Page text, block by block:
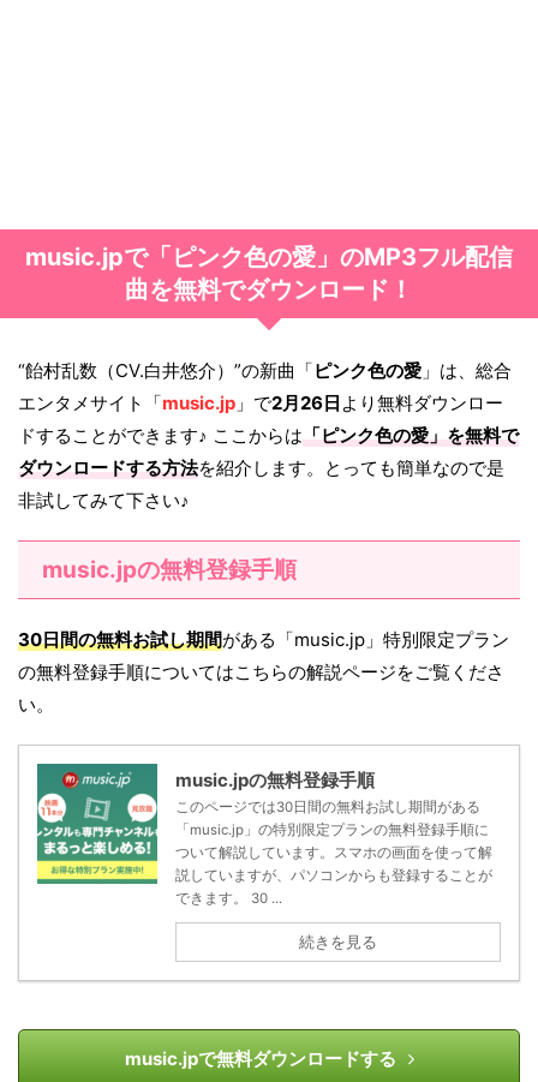
music.jpで「ピンク色の愛」のMP3フル配信
曲を無料でダウンロード！
“飴村乱数（CV.白井悠介）”の新曲「ピンク色の愛 」は、総合
エンタメサイト「music.jp 」で2月26日 より無料ダウンロー
ドすることができます♪ ここからは「ピンク色の愛」を無料で
ダウンロードする方法を紹介します。とっても簡単なので是
非試してみて下さい♪
music.jpの無料登録手順
30日間の無料お試し期間がある「music.jp」特別限定プラン
の無料登録手順についてはこちらの解説ページをご覧くださ
い。
music.jpの無料登録手順
このページでは30日間の無料お試し期間がある
「music.jp」の特別限定プランの無料登録手順に
ついて解説しています。スマホの画面を使って解
説していますが、パソコンからも登録することが
できます。 30 ...
続きを見る
music.jpで無料ダウンロードする